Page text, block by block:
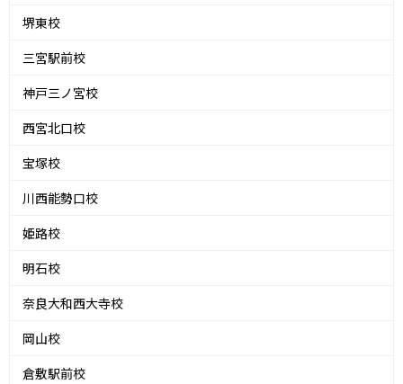
堺東校
三宮駅前校
神戸三ノ宮校
西宮北口校
宝塚校
川西能勢口校
姫路校
明石校
奈良大和西大寺校
岡山校
倉敷駅前校